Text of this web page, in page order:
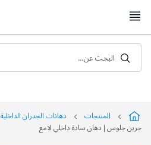
to
البحث عن...
المنتجات دهانات الجدران الداخلية
جرين جلوس | دهان سادة داخلي لامع